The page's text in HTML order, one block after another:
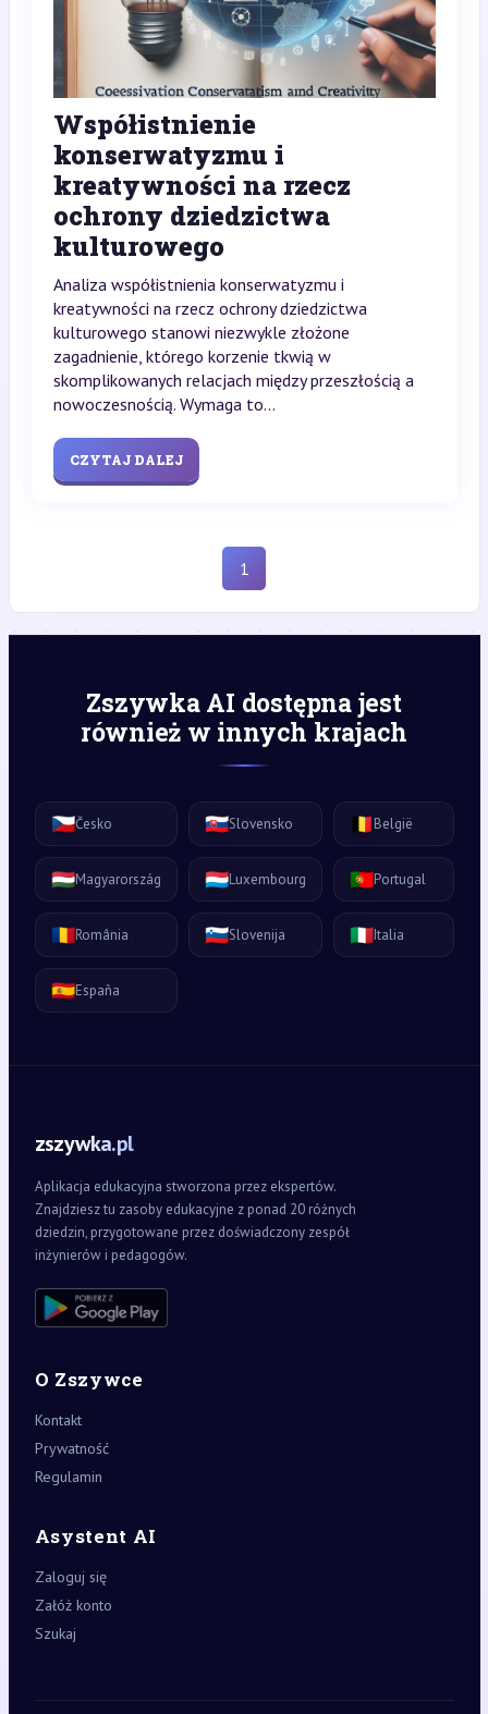
Współistnienie
konserwatyzmu i
kreatywności na rzecz
ochrony dziedzictwa
kulturowego
Analiza współistnienia konserwatyzmu i
kreatywności na rzecz ochrony dziedzictwa
kulturowego stanowi niezwykle złożone
zagadnienie, którego korzenie tkwią w
skomplikowanych relacjach między przeszłością a
nowoczesnością. Wymaga to...
CZYTAJ DALEJ
1
Zszywka AI dostępna jest
również w innych krajach
🇨🇿Česko 🇸🇰Slovensko 🇧🇪België
🇭🇺Magyarország 🇱🇺Luxembourg 🇵🇹Portugal
🇷🇴România 🇸🇮Slovenija 🇮🇹Italia
🇪🇸España
zszywka.pl
Aplikacja edukacyjna stworzona przez ekspertów.
Znajdziesz tu zasoby edukacyjne z ponad 20 różnych
dziedzin, przygotowane przez doświadczony zespół
inżynierów i pedagogów.
O Zszywce
Kontakt
Prywatność
Regulamin
Asystent AI
Zaloguj się
Załóż konto
Szukaj